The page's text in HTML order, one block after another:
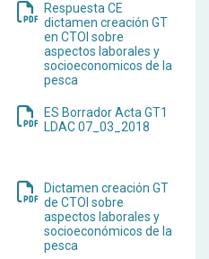
Respuesta CE
dictamen creación GT
en CTOI sobre
aspectos laborales y
socioeconomicos de la
pesca
ES Borrador Acta GT1
LDAC 07_03_2018
Dictamen creación GT
de CTOI sobre
aspectos laborales y
socioeconómicos de la
pesca